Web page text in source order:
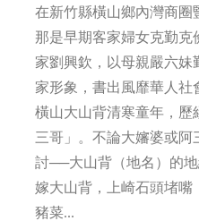
在新竹縣橫山鄉內灣商圈
那是早期客家婦女克勤
家劉興欽，以母親嚴六
家形象，書出風靡華人社
橫山大山背清寒童年，歷
三哥」。不論大嬸婆或阿
討──大山背（地名）的
嫁大山背，上崎石頭堵嘴
豬菜...